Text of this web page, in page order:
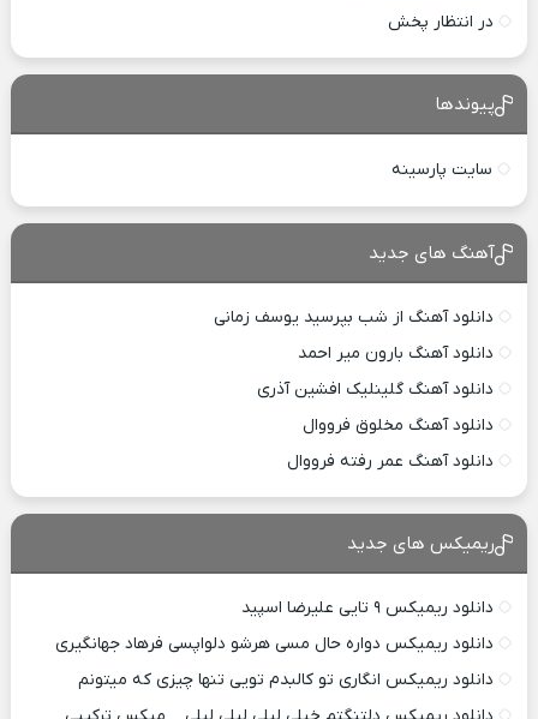
در انتظار پخش
پیوندها
سایت پارسینه
آهنگ های جدید
دانلود آهنگ از شب بپرسید یوسف زمانی
دانلود آهنگ بارون میر احمد
دانلود آهنگ گلینلیک افشین آذری
دانلود آهنگ مخلوق فرووال
دانلود آهنگ عمر رفته فرووال
ریمیکس های جدید
دانلود ریمیکس ۹ تایی علیرضا اسپید
دانلود ریمیکس دواره حال مسی هرشو دلواپسی فرهاد جهانگیری
دانلود ریمیکس انگاری تو کالبدم تویی تنها چیزی که میتونم